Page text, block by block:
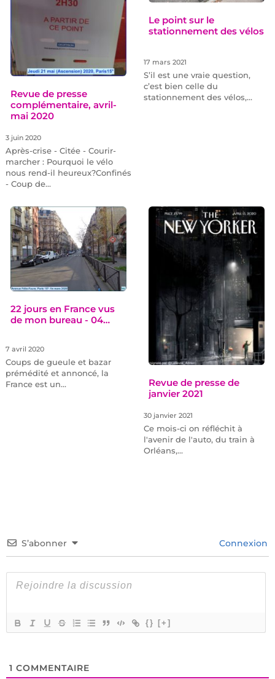
Revue de presse
complémentaire, avril-
mai 2020
3 juin 2020
Après-crise - Citée - Courir-
marcher : Pourquoi le vélo
nous rend-il heureux?Confinés
- Coup de…
Le point sur le
stationnement des vélos
17 mars 2021
S’il est une vraie question,
c’est bien celle du
stationnement des vélos,…
22 jours en France vus
de mon bureau - 04…
7 avril 2020
Coups de gueule et bazar
prémédité et annoncé, la
France est un…
Revue de presse de
janvier 2021
30 janvier 2021
Ce mois-ci on réfléchit à
l'avenir de l'auto, du train à
Orléans,…
S’abonner Connexion
{} [+]
1 COMMENTAIRE